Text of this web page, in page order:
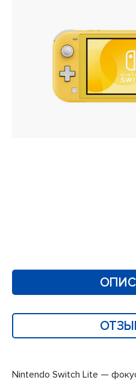
Nintendo Switch Lite —